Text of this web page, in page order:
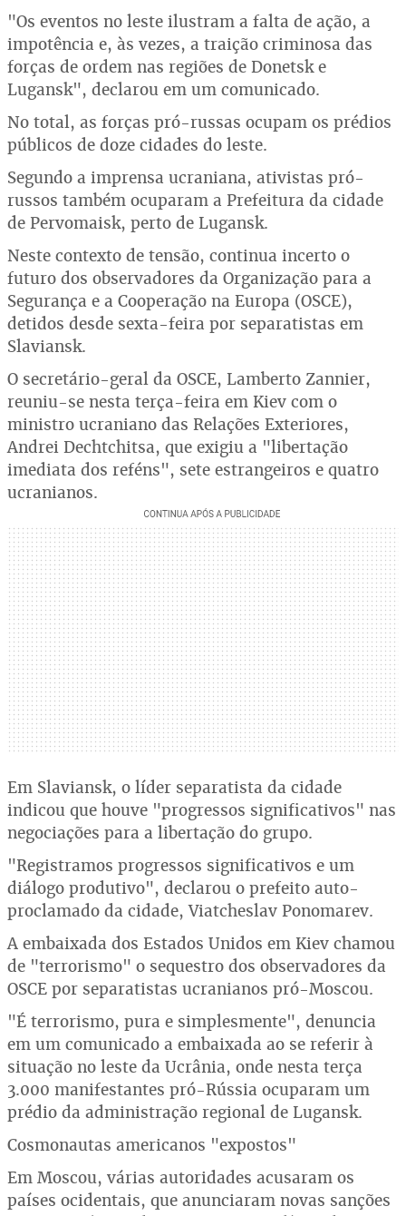
"Os eventos no leste ilustram a falta de ação, a
impotência e, às vezes, a traição criminosa das
forças de ordem nas regiões de Donetsk e
Lugansk", declarou em um comunicado.
No total, as forças pró-russas ocupam os prédios
públicos de doze cidades do leste.
Segundo a imprensa ucraniana, ativistas pró-
russos também ocuparam a Prefeitura da cidade
de Pervomaisk, perto de Lugansk.
Neste contexto de tensão, continua incerto o
futuro dos observadores da Organização para a
Segurança e a Cooperação na Europa (OSCE),
detidos desde sexta-feira por separatistas em
Slaviansk.
O secretário-geral da OSCE, Lamberto Zannier,
reuniu-se nesta terça-feira em Kiev com o
ministro ucraniano das Relações Exteriores,
Andrei Dechtchitsa, que exigiu a "libertação
imediata dos reféns", sete estrangeiros e quatro
ucranianos.
Em Slaviansk, o líder separatista da cidade
indicou que houve "progressos significativos" nas
negociações para a libertação do grupo.
"Registramos progressos significativos e um
diálogo produtivo", declarou o prefeito auto-
proclamado da cidade, Viatcheslav Ponomarev.
A embaixada dos Estados Unidos em Kiev chamou
de "terrorismo" o sequestro dos observadores da
OSCE por separatistas ucranianos pró-Moscou.
"É terrorismo, pura e simplesmente", denuncia
em um comunicado a embaixada ao se referir à
situação no leste da Ucrânia, onde nesta terça
3.000 manifestantes pró-Rússia ocuparam um
prédio da administração regional de Lugansk.
Cosmonautas americanos "expostos"
Em Moscou, várias autoridades acusaram os
países ocidentais, que anunciaram novas sanções